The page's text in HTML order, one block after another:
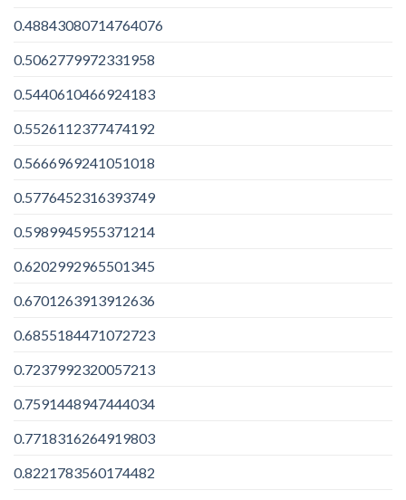
0.48843080714764076
0.5062779972331958
0.5440610466924183
0.5526112377474192
0.5666969241051018
0.5776452316393749
0.5989945955371214
0.6202992965501345
0.6701263913912636
0.6855184471072723
0.7237992320057213
0.7591448947444034
0.7718316264919803
0.8221783560174482